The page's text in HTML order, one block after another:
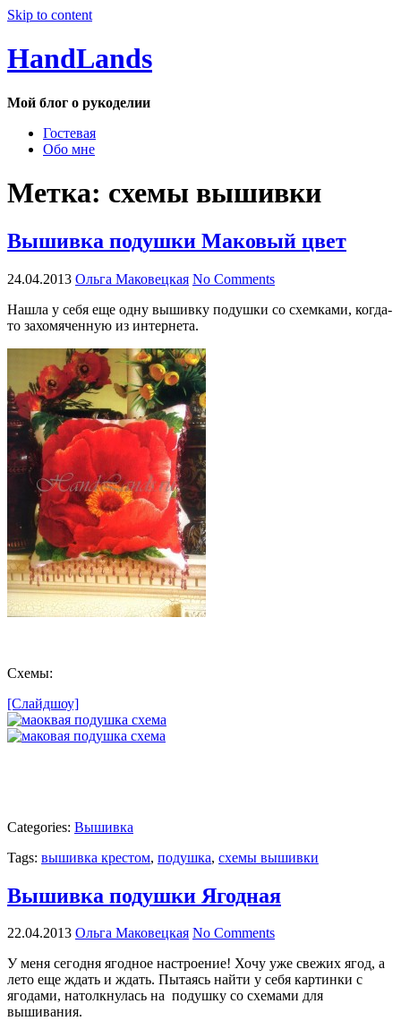
Skip to content
HandLands
Мой блог о рукоделии
Гостевая
Обо мне
Метка: схемы вышивки
Вышивка подушки Маковый цвет
24.04.2013 Ольга Маковецкая No Comments
Нашла у себя еще одну вышивку подушки со схемками, когда-
то захомяченную из интернета.
Схемы:
[Слайдшоу]
Categories: Вышивка
Tags: вышивка крестом, подушка, схемы вышивки
Вышивка подушки Ягодная
22.04.2013 Ольга Маковецкая No Comments
У меня сегодня ягодное настроение! Хочу уже свежих ягод, а
лето еще ждать и ждать. Пытаясь найти у себя картинки с
ягодами, натолкнулась на подушку со схемами для
вышивания.